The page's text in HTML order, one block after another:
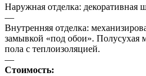
Наружная отделка: декоративная
—
Внутренняя отделка:
замывкой «под обои». Полусухая
пола с теплоизоляцией.
—
Стоимость: